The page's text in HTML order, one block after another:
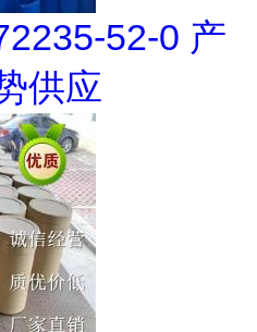
52-0 产
供应